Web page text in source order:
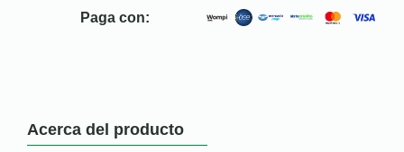
Paga con:
Acerca del producto